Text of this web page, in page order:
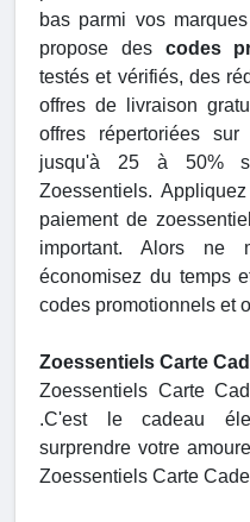
bas parmi vos
propose des codes
testés et vérifiés, des
offres de livraison
offres répertoriées
jusqu'à 25 à 50%
Zoessentiels.
paiement de
important. Alors ne
économisez du temps
codes promotionnels et
Zoessentiels Carte
Zoessentiels Carte
.C'est le cadeau
surprendre votre
Zoessentiels Carte